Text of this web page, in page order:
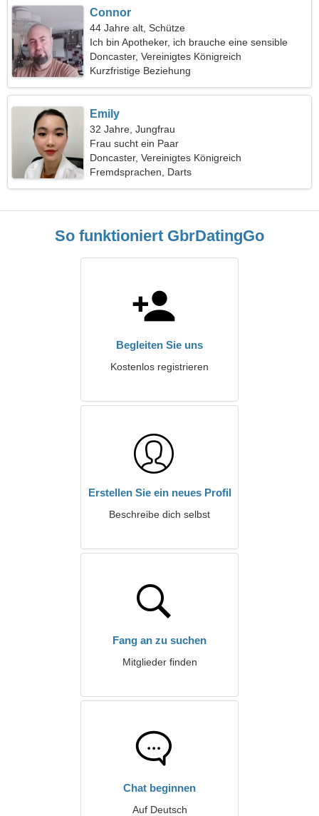
Connor
44 Jahre alt, Schütze
Ich bin Apotheker, ich brauche eine sensible
Frau
Doncaster, Vereinigtes Königreich
Kurzfristige Beziehung
Emily
32 Jahre, Jungfrau
Frau sucht ein Paar
Doncaster, Vereinigtes Königreich
Fremdsprachen, Darts
So funktioniert GbrDatingGo
Begleiten Sie uns
Kostenlos registrieren
Erstellen Sie ein neues Profil
Beschreibe dich selbst
Fang an zu suchen
Mitglieder finden
Chat beginnen
Auf Deutsch